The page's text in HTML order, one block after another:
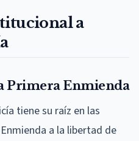
a
Primera Enmienda
tiene su raíz en las
a la libertad de